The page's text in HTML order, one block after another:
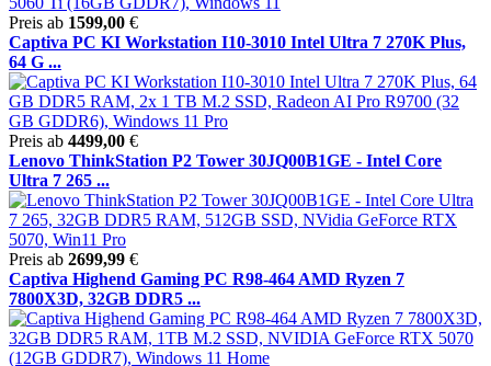
Preis ab 1599,00 €
Captiva PC KI Workstation I10-3010 Intel Ultra 7 270K Plus,
64 G ...
Preis ab 4499,00 €
Lenovo ThinkStation P2 Tower 30JQ00B1GE - Intel Core
Ultra 7 265 ...
Preis ab 2699,99 €
Captiva Highend Gaming PC R98-464 AMD Ryzen 7
7800X3D, 32GB DDR5 ...